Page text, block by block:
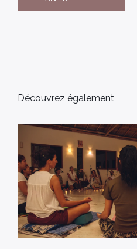
Découvrez également